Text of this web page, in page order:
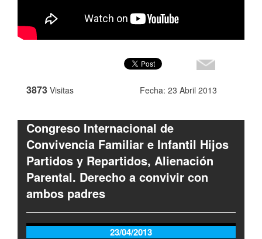
3873 Visitas Fecha: 23 Abril 2013
Congreso Internacional de
Convivencia Familiar e Infantil Hijos
Partidos y Repartidos, Alienación
Parental. Derecho a convivir con
ambos padres
23/04/2013